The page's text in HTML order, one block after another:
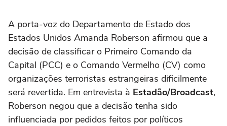
A porta-voz do Departamento de Estado dos
Estados Unidos Amanda Roberson afirmou que a
decisão de classificar o Primeiro Comando da
Capital (PCC) e o Comando Vermelho (CV) como
organizações terroristas estrangeiras dificilmente
será revertida. Em entrevista à Estadão/Broadcast,
Roberson negou que a decisão tenha sido
influenciada por pedidos feitos por políticos